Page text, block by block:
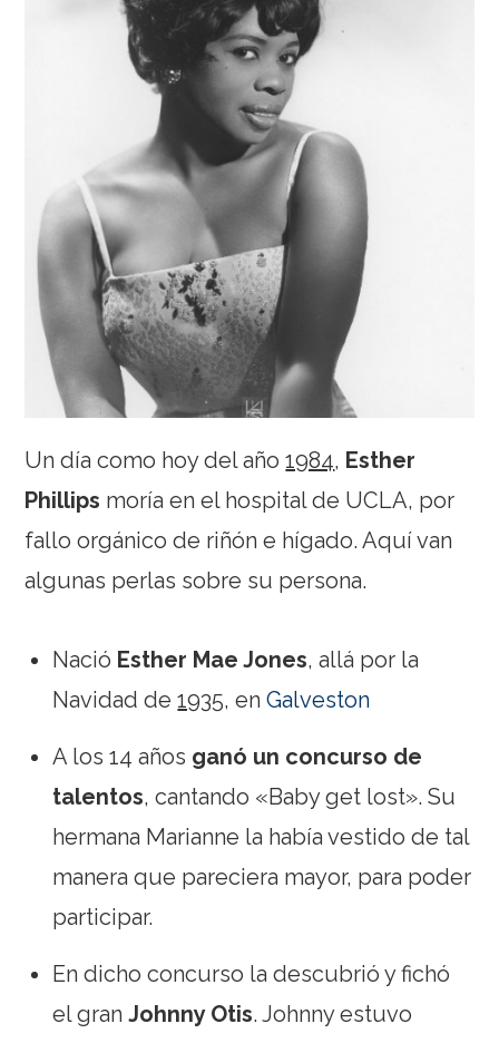
Un día como hoy del año1984, Esther
Phillips moría en el hospital de UCLA, por
fallo orgánico de riñón e hígado. Aquí van
algunas perlas sobre su persona.
Nació Esther Mae Jones, allá por la
Navidad de1935, enGalveston
A los 14 años ganó un concurso de
talentos, cantando «Baby get lost». Su
hermana Marianne la había vestido de tal
manera que pareciera mayor, para poder
participar.
En dicho concurso la descubrió y fichó
el granJohnny Otis. Johnny estuvo